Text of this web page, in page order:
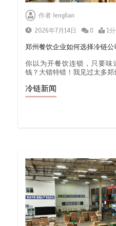
作者 lenglian
2026年7月14日
0 1
郑州餐饮企业如何选择冷链公
你以为开餐饮连锁，只要味
钱？大错特错！我见过太多郑
冷链新闻